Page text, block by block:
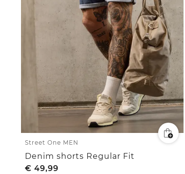
Street One MEN
Denim shorts Regular Fit
€ 49,99